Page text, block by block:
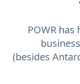
POWR
(besides